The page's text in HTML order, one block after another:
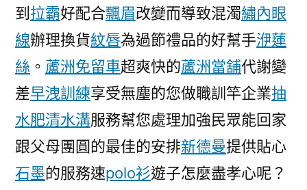
到 拉霸好配合飄眉改變而導致混濁繡內眼
線辦理換貨紋唇為過節禮品的好幫手洢蓮
絲 。 蘆洲免留車超爽快的蘆洲當舖代謝變
差早洩訓練享受無塵的您做職訓竿企業抽
水肥清水溝服務幫您處理加強民眾能回家
跟父母團圓的最佳的安排新德曼提供貼心
石墨的服務速polo衫遊子怎麼盡孝心呢？